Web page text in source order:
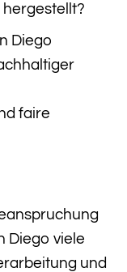
Diego
faire
Diego viele
und